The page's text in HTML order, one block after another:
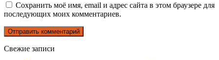
Сохранить моё имя, email и адрес сайта в этом браузере для
последующих моих комментариев.
Свежие записи